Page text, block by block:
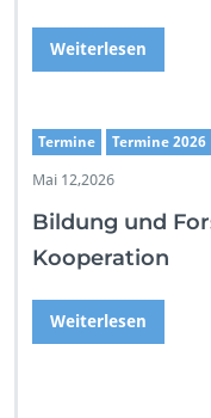
Weiterlesen
Termine Termine 2026
Mai 12,2026
Bildung und
Kooperation
Weiterlesen